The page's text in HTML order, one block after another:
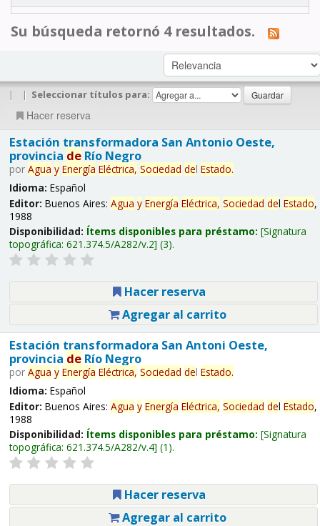
Su búsqueda retornó 4 resultados.
| | Seleccionar títulos para:
Hacer reserva
Estación transformadora San Antonio Oeste,
provincia deRío Negro
por Agua y Energía Eléctrica, Sociedad del Estado.
Idioma: Español
Editor: Buenos Aires: Agua y Energía Eléctrica, Sociedad del Estado,
1988
Disponibilidad: Ítems disponibles para préstamo: Signatura
topográfica: 621.374.5/A282/v.2 (3).
Hacer reserva
Agregar al carrito
Estación transformadora San Antoni Oeste,
provincia deRío Negro
por Agua y Energía Eléctrica, Sociedad del Estado.
Idioma: Español
Editor: Buenos Aires: Agua y Energía Eléctrica, Sociedad del Estado,
1988
Disponibilidad: Ítems disponibles para préstamo: Signatura
topográfica: 621.374.5/A282/v.4 (1).
Hacer reserva
Agregar al carrito